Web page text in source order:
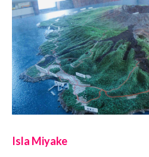
Isla Miyake